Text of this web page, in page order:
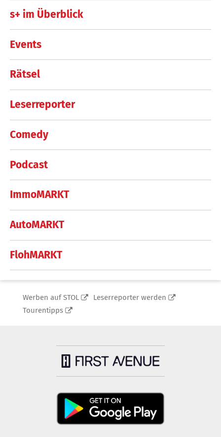
s+ im Überblick
Events
Rätsel
Leserreporter
Comedy
Podcast
ImmoMARKT
AutoMARKT
FlohMARKT
Werben auf STOL
Leserreporter werden
Tourentipps